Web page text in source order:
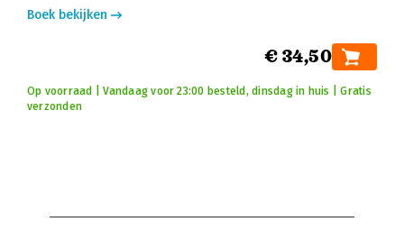
Boek bekijken
€ 34,50
Op voorraad | Vandaag voor 23:00 besteld, dinsdag in huis | Gratis
verzonden